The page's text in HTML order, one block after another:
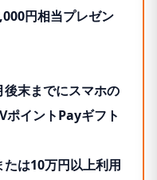
円相当プレゼン
末までにスマホの
ポイントPayギフト
は10万円以上利用